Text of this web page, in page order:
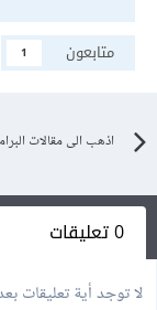
متابعون
1
اذهب الى مقالات
0 تعليقات
لا توجد أية تعليقات